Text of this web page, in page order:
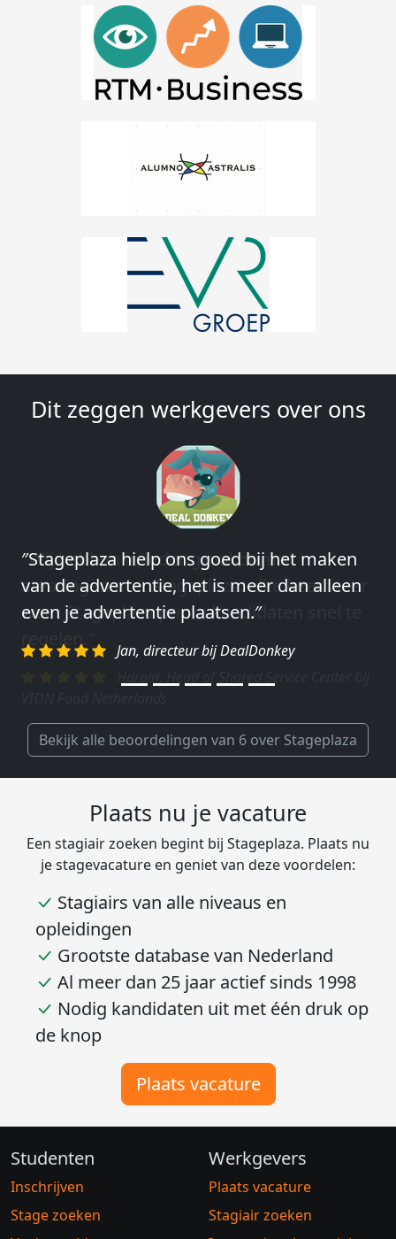
Dit zeggen werkgevers over ons
″Wij hebben in ieder geval prima
ervaringen met Stageplaza: elke keer weer
weet Stageplaza prima kandidaten snel te
regelen.″
Bekijk alle beoordelingen van 6 over Stageplaza
Plaats nu je vacature
Een stagiair zoeken begint bij Stageplaza. Plaats nu
je stagevacature en geniet van deze voordelen:
Stagiairs van alle niveaus en
opleidingen
Grootste database van Nederland
Al meer dan 25 jaar actief sinds 1998
Nodig kandidaten uit met één druk op
de knop
Plaats vacature
Studenten
Inschrijven
Stage zoeken
Werkgevers
Plaats vacature
Stagiair zoeken